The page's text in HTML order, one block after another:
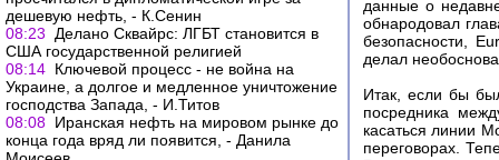
дешевую нефть, - К.Сенин
08:23
Делано Сквайрс: ЛГБТ становится в
США государственной религией
08:14 Ключевой процесс - не война на
Украине, а долгое и медленное уничтожение
господства Запада, - И.Титов
08:08 Иранская нефть на мировом рынке до
конца года вряд ли появится, - Данила
данные о
обнародовал
безопасности,
делал
Итак, если бы
посредника
касаться линии
переговорах.